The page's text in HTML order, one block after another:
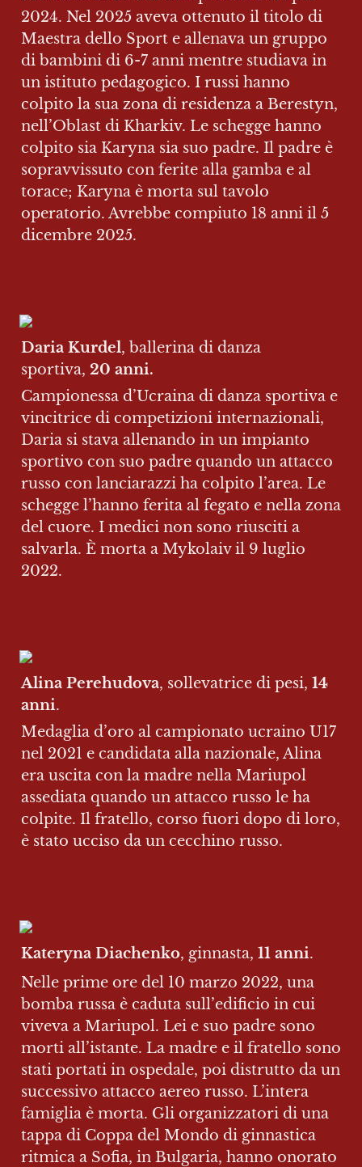
2024. Nel 2025 aveva ottenuto il titolo di
Maestra dello Sport e allenava un gruppo
di bambini di 6-7 anni mentre studiava in
un istituto pedagogico. I russi hanno
colpito la sua zona di residenza a Berestyn,
nell’Oblast di Kharkiv. Le schegge hanno
colpito sia Karyna sia suo padre. Il padre è
sopravvissuto con ferite alla gamba e al
torace; Karyna è morta sul tavolo
operatorio. Avrebbe compiuto 18 anni il 5
dicembre 2025.
Daria Kurdel, ballerina di danza
sportiva, 20 anni.
Campionessa d’Ucraina di danza sportiva e
vincitrice di competizioni internazionali,
Daria si stava allenando in un impianto
sportivo con suo padre quando un attacco
russo con lanciarazzi ha colpito l’area. Le
schegge l’hanno ferita al fegato e nella zona
del cuore. I medici non sono riusciti a
salvarla. È morta a Mykolaiv il 9 luglio
2022.
Alina Perehudova, sollevatrice di pesi, 14
anni.
Medaglia d’oro al campionato ucraino U17
nel 2021 e candidata alla nazionale, Alina
era uscita con la madre nella Mariupol
assediata quando un attacco russo le ha
colpite. Il fratello, corso fuori dopo di loro,
è stato ucciso da un cecchino russo.
Kateryna Diachenko, ginnasta, 11 anni.
Nelle prime ore del 10 marzo 2022, una
bomba russa è caduta sull’edificio in cui
viveva a Mariupol. Lei e suo padre sono
morti all’istante. La madre e il fratello sono
stati portati in ospedale, poi distrutto da un
successivo attacco aereo russo. L’intera
famiglia è morta. Gli organizzatori di una
tappa di Coppa del Mondo di ginnastica
ritmica a Sofia, in Bulgaria, hanno onorato